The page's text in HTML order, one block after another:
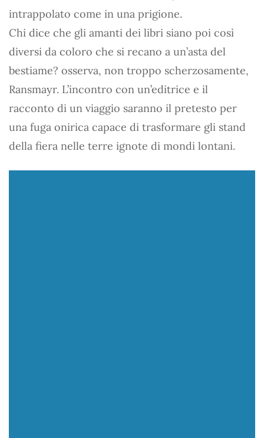
intrappolato come in una prigione.
Chi dice che gli amanti dei libri siano poi così
diversi da coloro che si recano a un’asta del
bestiame? osserva, non troppo scherzosamente,
Ransmayr. L’incontro con un’editrice e il
racconto di un viaggio saranno il pretesto per
una fuga onirica capace di trasformare gli stand
della fiera nelle terre ignote di mondi lontani.